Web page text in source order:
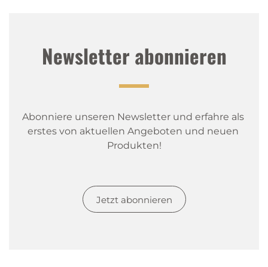
Newsletter abonnieren
Abonniere unseren Newsletter und erfahre als
erstes von aktuellen Angeboten und neuen
Produkten!
Jetzt abonnieren